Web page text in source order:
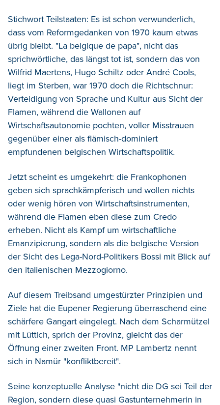
Stichwort Teilstaaten: Es ist schon verwunderlich,
dass vom Reformgedanken von 1970 kaum etwas
übrig bleibt. "La belgique de papa", nicht das
sprichwörtliche, das längst tot ist, sondern das von
Wilfrid Maertens, Hugo Schiltz oder André Cools,
liegt im Sterben, war 1970 doch die Richtschnur:
Verteidigung von Sprache und Kultur aus Sicht der
Flamen, während die Wallonen auf
Wirtschaftsautonomie pochten, voller Misstrauen
gegenüber einer als flämisch-dominiert
empfundenen belgischen Wirtschaftspolitik.
Jetzt scheint es umgekehrt: die Frankophonen
geben sich sprachkämpferisch und wollen nichts
oder wenig hören von Wirtschaftsinstrumenten,
während die Flamen eben diese zum Credo
erheben. Nicht als Kampf um wirtschaftliche
Emanzipierung, sondern als die belgische Version
der Sicht des Lega-Nord-Politikers Bossi mit Blick auf
den italienischen Mezzogiorno.
Auf diesem Treibsand umgestürzter Prinzipien und
Ziele hat die Eupener Regierung überraschend eine
schärfere Gangart eingelegt. Nach dem Scharmützel
mit Lüttich, sprich der Provinz, gleicht das der
Öffnung einer zweiten Front. MP Lambertz nennt
sich in Namür "konfliktbereit".
Seine konzeptuelle Analyse "nicht die DG sei Teil der
Region, sondern diese quasi Gastunternehmerin in